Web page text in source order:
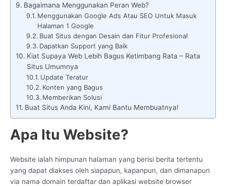
Bagaimana Menggunakan Peran Web?
Menggunakan Google Ads Atau SEO Untuk Masuk
Halaman 1 Google
Buat Situs dengan Desain dan Fitur Profesional
Dapatkan Support yang Baik
Kiat Supaya Web Lebih Bagus Ketimbang Rata – Rata
Situs Umumnya
Update Teratur
Konten yang Bagus
Memberikan Solusi
Buat Situs Anda Kini, Kami Bantu Membuatnya!
Apa Itu Website?
Website ialah himpunan halaman yang berisi berita tertentu
yang dapat diakses oleh siapapun, kapanpun, dan dimanapun
via nama domain terdaftar dan aplikasi website browser